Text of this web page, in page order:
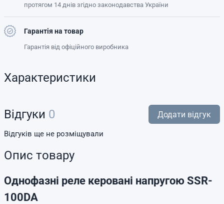
протягом 14 днів згідно законодавства України
Гарантія на товар
Гарантія від офіційного виробника
Характеристики
Відгуки 0 Додати відгук
Відгуків ще не розміщували
Опис товару
Однофазні реле керовані напругою SSR-
100DA